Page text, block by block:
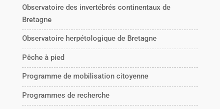
Observatoire des invertébrés continentaux de
Bretagne
Observatoire herpétologique de Bretagne
Pêche à pied
Programme de mobilisation citoyenne
Programmes de recherche